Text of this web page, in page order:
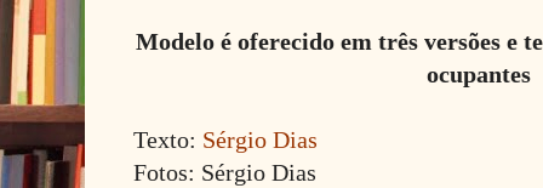
Modelo é oferecido em três versões e
ocupantes
Texto: Sérgio Dias
Fotos: Sérgio Dias